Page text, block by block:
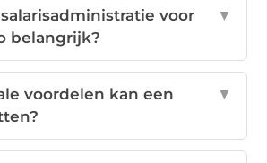
voor
belangrijk?
▼
voordelen kan een
▼